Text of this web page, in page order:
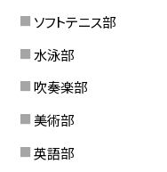
ソフトテニス部
水泳部
吹奏楽部
美術部
英語部